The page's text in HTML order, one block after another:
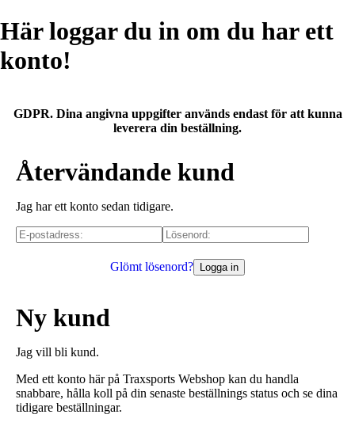
Här loggar du in om du har ett
konto!
GDPR. Dina angivna uppgifter används endast för att kunna
leverera din beställning.
Återvändande kund
Jag har ett konto sedan tidigare.
Glömt lösenord?
Ny kund
Jag vill bli kund.
Med ett konto här på Traxsports Webshop kan du handla
snabbare, hålla koll på din senaste beställnings status och se dina
tidigare beställningar.